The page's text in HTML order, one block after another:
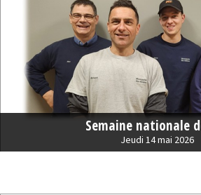
Semaine nationale
Jeudi 14 mai 2026